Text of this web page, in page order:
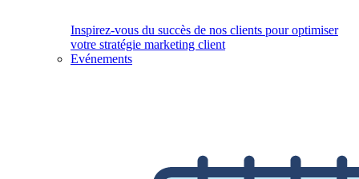
Inspirez-vous du succès de nos clients pour optimiser
votre stratégie marketing client
Evénements